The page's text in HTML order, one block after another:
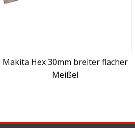
flacher
Makita Hex 30mm